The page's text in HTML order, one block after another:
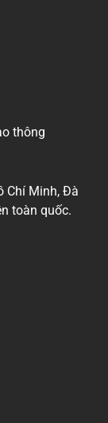
thông
Chí Minh, Đà
toàn quốc.